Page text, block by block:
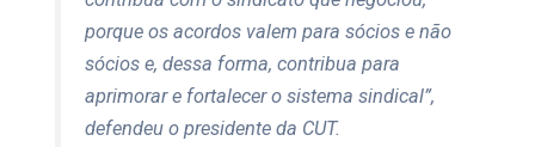
porque os acordos valem para sócios e não
sócios e, dessa forma, contribua para
aprimorar e fortalecer o sistema sindical”,
defendeu o presidente da CUT.